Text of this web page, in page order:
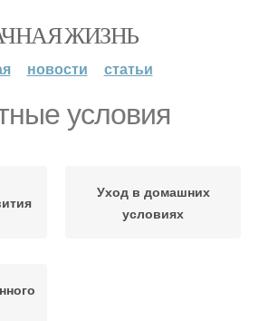
ЖИЗНЬ
новости статьи
условия
Уход в домашних
условиях